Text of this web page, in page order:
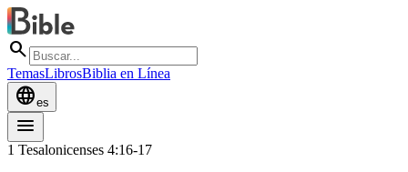
search
TemasLibrosBiblia en Línea
languagees
menu
1 Tesalonicenses 4:16-17